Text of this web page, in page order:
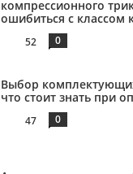
компрессионного
ошибиться с классом
52 0
Выбор
что стоит знать при
47 0